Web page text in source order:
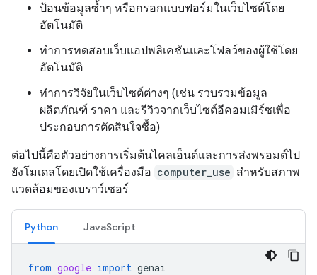
ป้อนข้อมูลซ้ำๆ หรือกรอกแบบฟอร์มในเว็บไซต์โดย
อัตโนมัติ
ทำการทดสอบเว็บแอปพลิเคชันและโฟลว์ของผู้ใช้โดย
อัตโนมัติ
ทําการวิจัยในเว็บไซต์ต่างๆ (เช่น รวบรวมข้อมูล
ผลิตภัณฑ์ ราคา และรีวิวจากเว็บไซต์อีคอมเมิร์ซเพื่อ
ประกอบการตัดสินใจซื้อ)
ต่อไปนี้คือตัวอย่างการเริ่มต้นไคลเอ็นต์และการส่งพรอมต์ไป
ยังโมเดลโดยเปิดใช้เครื่องมือ computer_use สำหรับสภาพ
แวดล้อมของเบราว์เซอร์
Python JavaScript
from google import genai